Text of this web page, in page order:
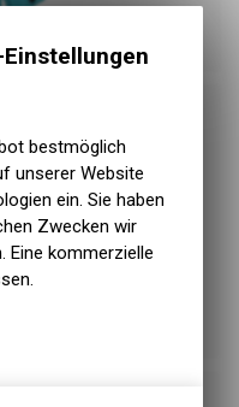
bestmöglich
unserer Website
ein. Sie haben
Zwecken wir
Eine kommerzielle